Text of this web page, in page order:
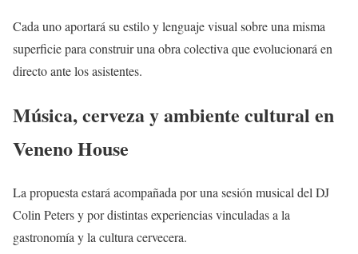
Cada uno aportará su estilo y lenguaje visual sobre una misma
superficie para construir una obra colectiva que evolucionará en
directo ante los asistentes.
Música, cerveza y ambiente cultural en
Veneno House
La propuesta estará acompañada por una sesión musical del DJ
Colin Peters y por distintas experiencias vinculadas a la
gastronomía y la cultura cervecera.